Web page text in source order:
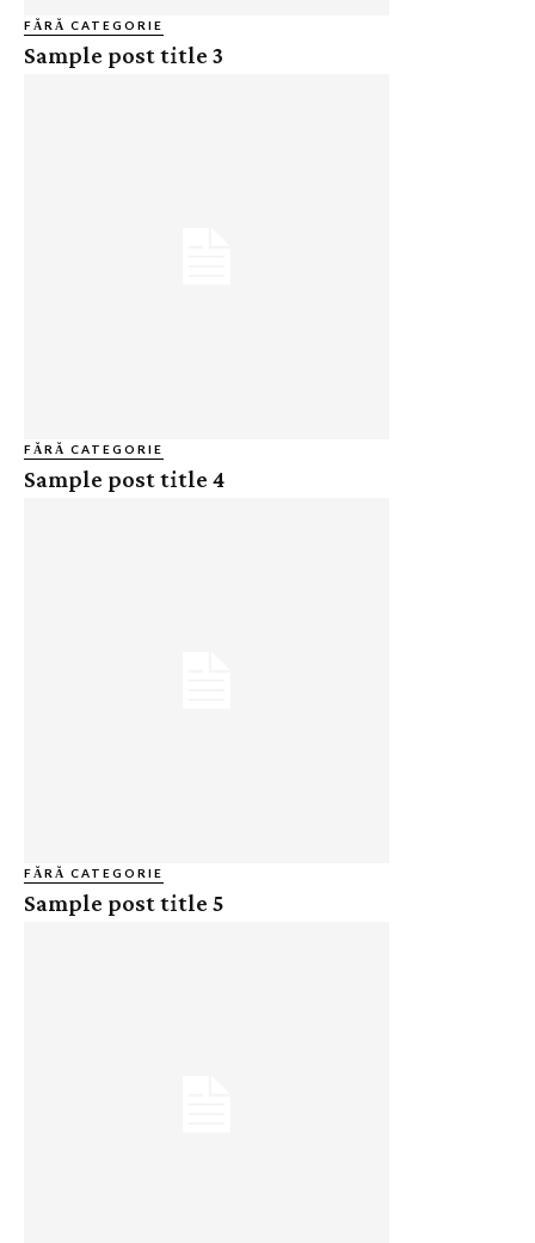
FĂRĂ CATEGORIE
Sample post title 3
FĂRĂ CATEGORIE
Sample post title 4
FĂRĂ CATEGORIE
Sample post title 5